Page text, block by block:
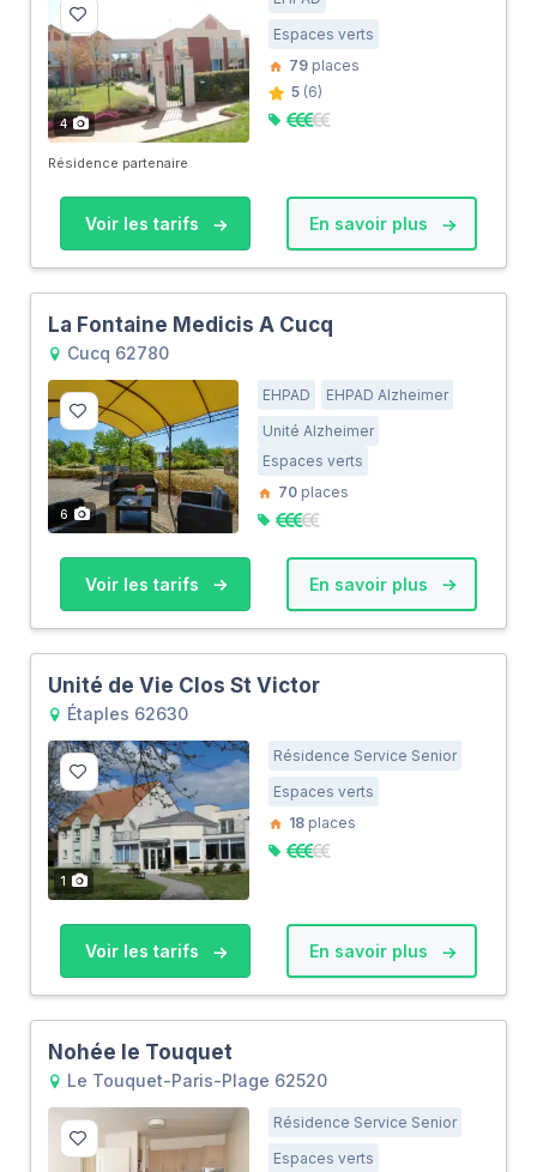
4
Espaces verts
79 places
5 (6)
Résidence partenaire
Voir les tarifs En savoir plus
La Fontaine Medicis A Cucq
Cucq 62780
6
EHPAD
EHPAD Alzheimer
Unité Alzheimer
Espaces verts
70 places
Voir les tarifs En savoir plus
Unité de Vie Clos St Victor
Étaples 62630
1
Résidence Service Senior
Espaces verts
18 places
Voir les tarifs En savoir plus
Nohée le Touquet
Le Touquet-Paris-Plage 62520
Résidence Service Senior
Espaces verts